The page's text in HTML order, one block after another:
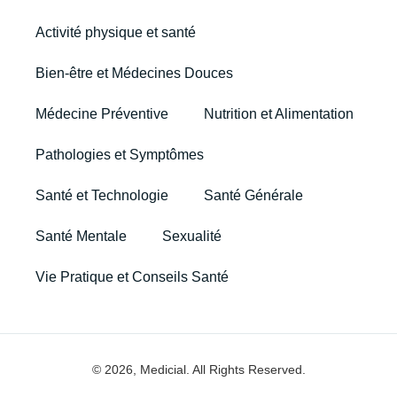
Activité physique et santé
Bien-être et Médecines Douces
Médecine Préventive Nutrition et Alimentation
Pathologies et Symptômes
Santé et Technologie Santé Générale
Santé Mentale Sexualité
Vie Pratique et Conseils Santé
© 2026, Medicial. All Rights Reserved.